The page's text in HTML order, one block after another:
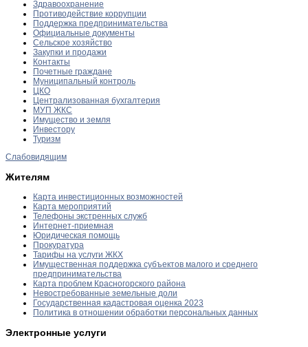
Здравоохранение
Противодействие коррупции
Поддержка предпринимательства
Официальные документы
Сельское хозяйство
Закупки и продажи
Контакты
Почетные граждане
Муниципальный контроль
ЦКО
Централизованная бухгалтерия
МУП ЖКС
Имущество и земля
Инвестору
Туризм
Слабовидящим
Жителям
Карта инвестиционных возможностей
Карта мероприятий
Телефоны экстренных служб
Интернет-приемная
Юридическая помощь
Прокуратура
Тарифы на услуги ЖКХ
Имущественная поддержка субъектов малого и среднего
предпринимательства
Карта проблем Красногорского района
Невостребованные земельные доли
Государственная кадастровая оценка 2023
Политика в отношении обработки персональных данных
Электронные услуги